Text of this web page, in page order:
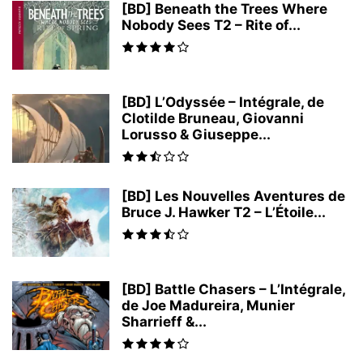
[BD] Beneath the Trees Where
Nobody Sees T2 – Rite of...
[BD] L’Odyssée – Intégrale, de
Clotilde Bruneau, Giovanni
Lorusso & Giuseppe...
[BD] Les Nouvelles Aventures de
Bruce J. Hawker T2 – L’Étoile...
[BD] Battle Chasers – L’Intégrale,
de Joe Madureira, Munier
Sharrieff &...